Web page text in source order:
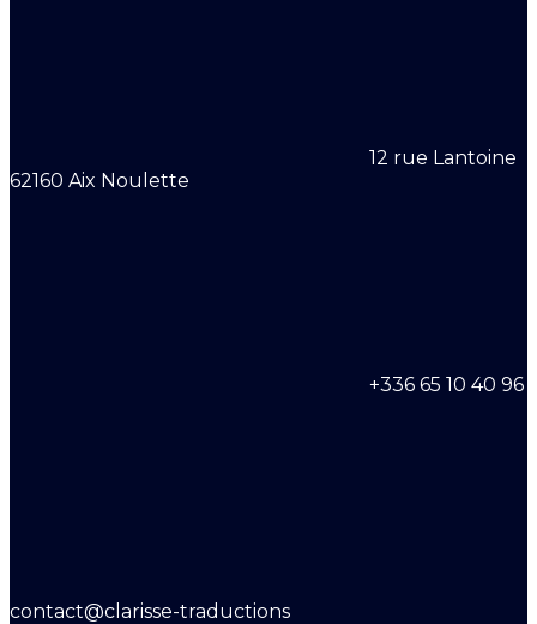
12 rue Lantoine
62160 Aix Noulette
+336 65 10 40 96
contact@clarisse-traductions